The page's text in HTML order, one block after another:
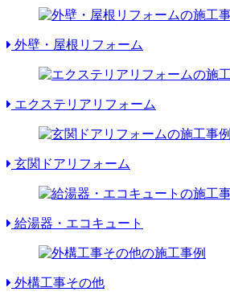
外壁・屋根リフォーム
エクステリアリフォーム
玄関ドアリフォーム
給湯器・エコキュート
外構工事その他